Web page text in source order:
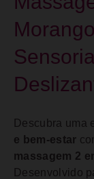
Descubra uma
e bem-estar
massagem 2
Desenvolvido